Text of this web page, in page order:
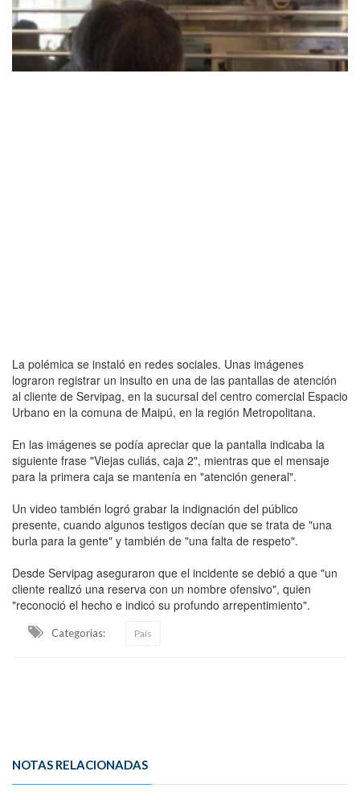
La polémica se instaló en redes sociales. Unas imágenes
lograron registrar un insulto en una de las pantallas de atención
al cliente de Servipag, en la sucursal del centro comercial Espacio
Urbano en la comuna de Maipú, en la región Metropolitana.
En las imágenes se podía apreciar que la pantalla indicaba la
siguiente frase "Viejas culiás, caja 2", mientras que el mensaje
para la primera caja se mantenía en "atención general".
Un video también logró grabar la indignación del público
presente, cuando algunos testigos decían que se trata de "una
burla para la gente" y también de "una falta de respeto".
Desde Servipag aseguraron que el incidente se debió a que "un
cliente realizó una reserva con un nombre ofensivo", quien
"reconoció el hecho e indicó su profundo arrepentimiento".
Categorias: País
NOTAS RELACIONADAS